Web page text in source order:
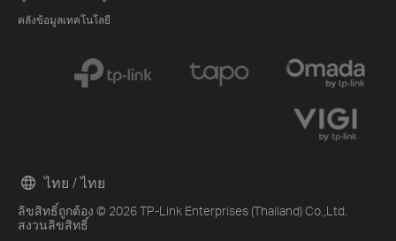
คลังข้อมูลเทคโนโลยี
ลิขสิทธิ์ถูกต้อง © 2026 TP-Link Enterprises (Thailand) Co.,Ltd.
สงวนลิขสิทธิ์
ไทย / ไทย